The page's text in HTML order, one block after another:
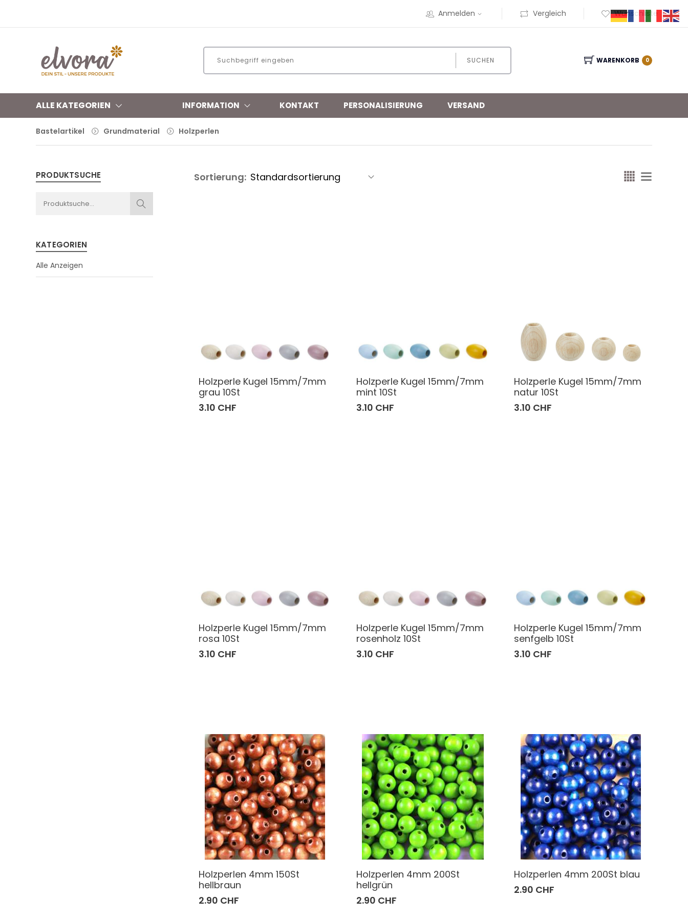
Anmelden Vergleich Wunschliste
SUCHEN WARENKORB 0
ALLE KATEGORIEN INFORMATION KONTAKT PERSONALISIERUNG VERSAND
Bastelartikel Grundmaterial Holzperlen
PRODUKTSUCHE
KATEGORIEN
Alle Anzeigen
Sortierung:
Holzperle Kugel 15mm/7mm
grau 10St
3.10 CHF
Holzperle Kugel 15mm/7mm
mint 10St
3.10 CHF
Holzperle Kugel 15mm/7mm
natur 10St
3.10 CHF
Holzperle Kugel 15mm/7mm
rosa 10St
3.10 CHF
Holzperle Kugel 15mm/7mm
rosenholz 10St
3.10 CHF
Holzperle Kugel 15mm/7mm
senfgelb 10St
3.10 CHF
Holzperlen 4mm 150St
hellbraun
2.90 CHF
Holzperlen 4mm 200St
hellgrün
2.90 CHF
Holzperlen 4mm 200St blau
2.90 CHF